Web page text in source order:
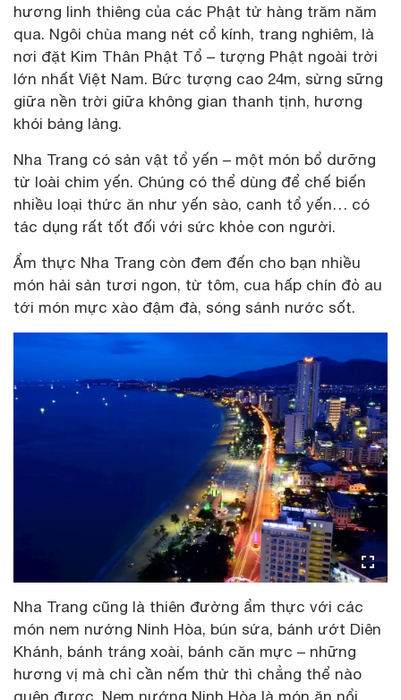
hương linh thiêng của các Phật tử hàng trăm năm
qua. Ngôi chùa mang nét cổ kính, trang nghiêm, là
nơi đặt Kim Thân Phật Tổ – tượng Phật ngoài trời
lớn nhất Việt Nam. Bức tượng cao 24m, sừng sững
giữa nền trời giữa không gian thanh tịnh, hương
khói bảng lảng.
Nha Trang có sản vật tổ yến – một món bổ dưỡng
từ loài chim yến. Chúng có thể dùng để chế biến
nhiều loại thức ăn như yến sào, canh tổ yến… có
tác dụng rất tốt đối với sức khỏe con người.
Ẩm thực Nha Trang còn đem đến cho bạn nhiều
món hải sản tươi ngon, từ tôm, cua hấp chín đỏ au
tới món mực xào đậm đà, sóng sánh nước sốt.
Nha Trang cũng là thiên đường ẩm thực với các
món nem nướng Ninh Hòa, bún sứa, bánh ướt Diên
Khánh, bánh tráng xoài, bánh căn mực – những
hương vị mà chỉ cần nếm thử thì chẳng thể nào
quên được. Nem nướng Ninh Hòa là món ăn nổi